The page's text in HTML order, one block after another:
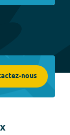
nous